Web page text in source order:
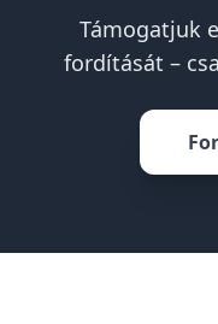
Támogatjuk
fordítását –